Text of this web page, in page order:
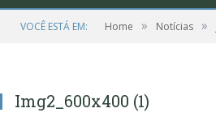
VOCÊ ESTÁ EM: Home » Notícias »
Img2_600x400 (1)